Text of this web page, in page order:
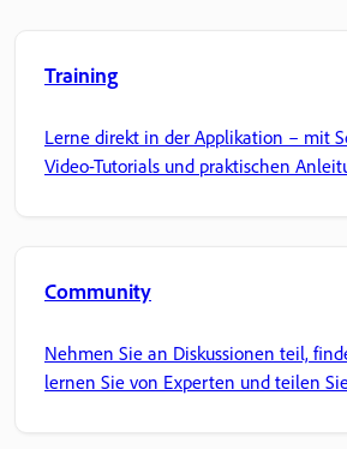
Training
Lerne direkt in der Applikation – mit
Video-Tutorials und praktischen
Community
Nehmen Sie an Diskussionen teil,
lernen Sie von Experten und teilen